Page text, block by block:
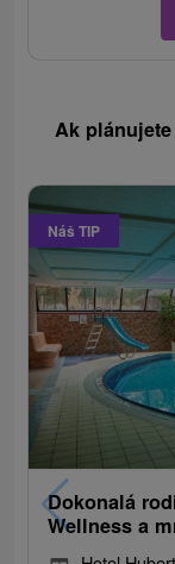
Ak
Náš TIP
Dokonalá
Wellness a